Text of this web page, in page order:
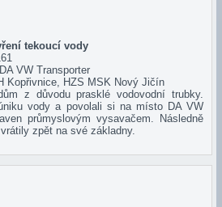
tekoucí vody
VW Transporter
Kopřivnice, HZS MSK Nový Jičín
z důvodu prasklé vodovodní trubky.
vody a povolali si na místo DA VW
průmyslovým vysavačem. Následně
zpět na své základny.